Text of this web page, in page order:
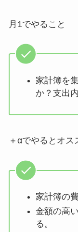
月1でやること
家計簿を
か？支出
＋αでやるとオス
家計簿の
金額の高
る。